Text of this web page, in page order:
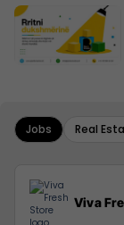
Jobs Real
Viva